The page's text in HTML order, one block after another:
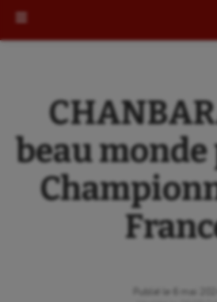
beau
Publié le
6 mai 2024